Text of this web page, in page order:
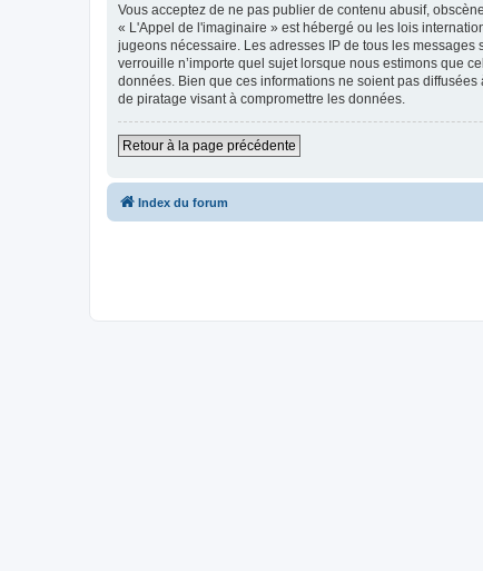
Vous acceptez de ne pas publier de contenu abusif,
« L'Appel de l'imaginaire » est hébergé ou les lois
jugeons nécessaire. Les adresses IP de tous les
verrouille n’importe quel sujet lorsque nous estimons que
données. Bien que ces informations ne soient pas
de piratage visant à compromettre les données.
Retour à la page précédente
Index du forum